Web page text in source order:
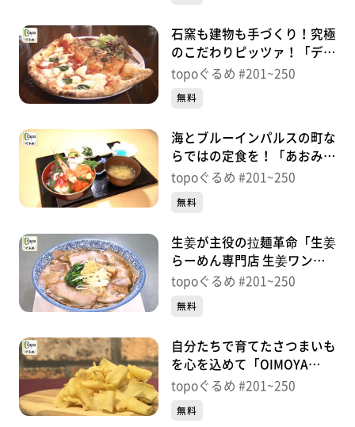
石窯も建物も手づくり！究極
のこだわりピッツァ！「ディ
タフ」（東松島市赤井有明）
topoぐるめ #201~250
無料
海とブルーインパルスの町な
らではの定食を！「あおみな
食堂」（東松島市宮戸川原）
topoぐるめ #201~250
無料
生姜が主役の拉麺革命「生姜
らーめん専門店 生姜ワンダ
ー仙台栗生店」（青葉区栗
topoぐるめ #201~250
無料
自分たちで育てたさつまいも
を心を込めて「OIMOYA
JACK」（東松島市赤井新川
topoぐるめ #201~250
無料